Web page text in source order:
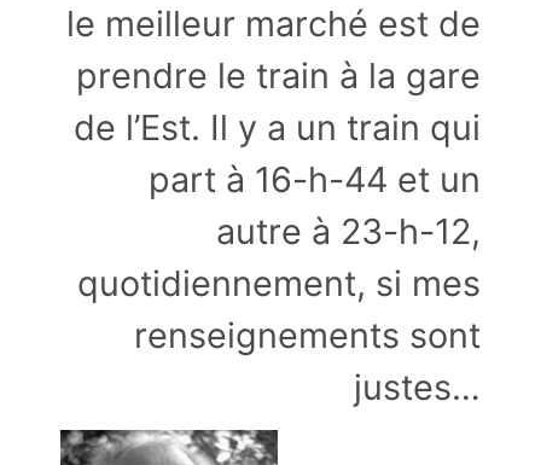
le meilleur marché est de
prendre le train à la gare
de l’Est. Il y a un train qui
part à 16-h-44 et un
autre à 23-h-12,
quotidiennement, si mes
renseignements sont
justes…